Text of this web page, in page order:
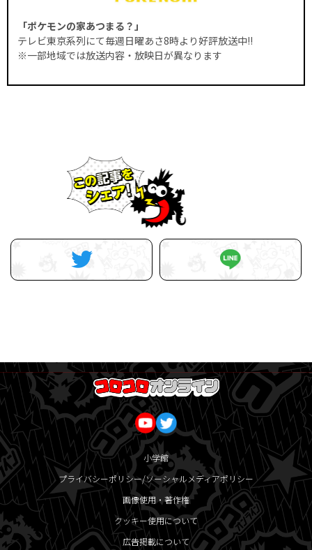
「ポケモンの家あつまる？」
テレビ東京系列にて毎週日曜あさ8時より好評放送中!!
※一部地域では放送内容・放映日が異なります
小学館
プライバシーポリシー/ソーシャルメディアポリシー
画像使用・著作権
クッキー使用について
広告掲載について